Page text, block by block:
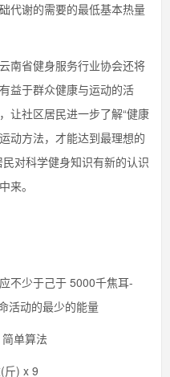
代谢的需要的最低基本热量
省健身服务行业协会还将
益于群众健康与运动的活
让社区居民进一步了解“健康
动方法，才能达到最理想的
对科学健身知识有新的认识
来。
少于己于 5000千焦耳-
活动的最少的能量
单算法
) x 9